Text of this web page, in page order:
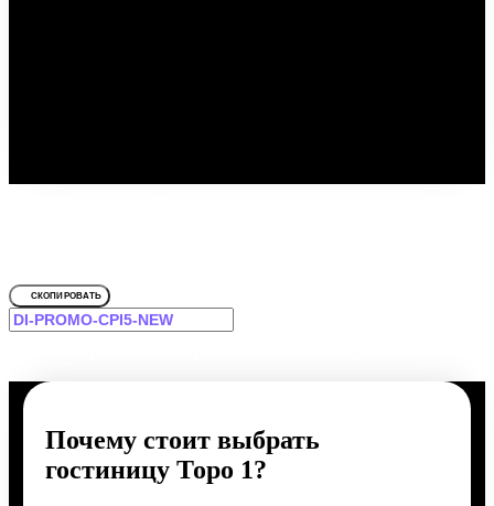
СКОПИРОВАТЬ
Почему стоит выбрать
гостиницу Торо 1?